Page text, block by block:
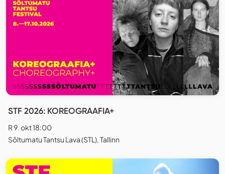
STF 2026: KOREOGRAAFIA+
R 9. okt 18:00
Sõltumatu Tantsu Lava (STL), Tallinn